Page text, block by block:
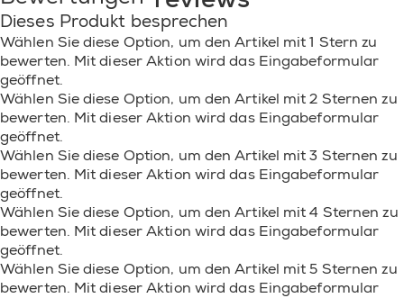
ACETOPHENONE/OXYMETHYLENE COPOLYMER •
SYNTHETIC FLUORPHLOGOPITE • DIMETHICONE •
CALCIUM SODIUM BOROSILICATE • BARIUM
SULFATE • CITRIC ACID • SILICA • CALCIUM
ALUMINUM BOROSILICATE • OXIDIZED
POLYETHYLENE • ACETYL TRIBUTYL CITRATE •
COLOPHONIUM / ROSIN •
NORBORNANEDIAMINE/RESORCINOL DIGLYCIDYL
ETHER CROSSPOLYMER • PHTHALIC
ANHYDRIDE/GLYCERIN/GLYCIDYL DECANOATE
COPOLYMER • MAGNESIUM SILICATE •
DIPROPYLENE GLYCOL DIBENZOATE • SUCROSE
ACETATE ISOBUTYRATE • SILICA [NANO] / SILICA •
TIN OXIDE • ALUMINUM HYDROXIDE •
TRIETHOXYSILYLETHYL
POLYDIMETHYLSILOXYETHYL DIMETHICONE •
ISOPROPYL TITANIUM TRIISOSTEARATE •
Dieses Produkt besprechen
Wählen Sie diese Option, um den Artikel mit 1 Stern zu
bewerten. Mit dieser Aktion wird das Eingabeformular
geöffnet.
Wählen Sie diese Option, um den Artikel mit 2 Sternen zu
bewerten. Mit dieser Aktion wird das Eingabeformular
geöffnet.
Wählen Sie diese Option, um den Artikel mit 3 Sternen zu
bewerten. Mit dieser Aktion wird das Eingabeformular
geöffnet.
Wählen Sie diese Option, um den Artikel mit 4 Sternen zu
bewerten. Mit dieser Aktion wird das Eingabeformular
geöffnet.
Wählen Sie diese Option, um den Artikel mit 5 Sternen zu
bewerten. Mit dieser Aktion wird das Eingabeformular